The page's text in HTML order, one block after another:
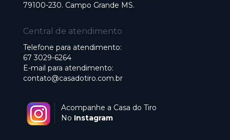
79100-230. Campo Grande MS.
Central de atendimento
Telefone para atendimento:
67 3029-6264
E-mail para atendimento:
contato@casadotiro.com.br
Acompanhe a Casa do Tiro
No Instagram